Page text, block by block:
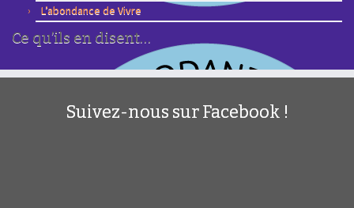
L’abondance de Vivre
Ce qu’ils en disent…
Suivez-nous sur Facebook !